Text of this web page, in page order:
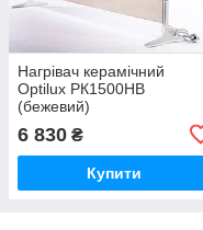
Нагрівач керамічний
Optilux РК1500НВ
(бежевий)
6 830 ₴
Купити